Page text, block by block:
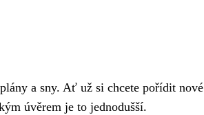
a sny. Ať už si chcete pořídit nové
úvěrem je to jednodušší.